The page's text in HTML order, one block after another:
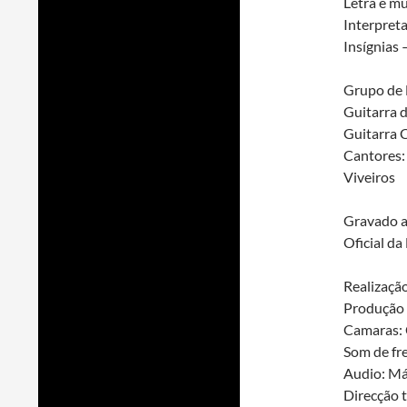
Insígnias
Grupo de
Guitarra
Guitarra
Cantores:
Viveiros
Gravado
Oficial da
Som de
Audio:
Direcção